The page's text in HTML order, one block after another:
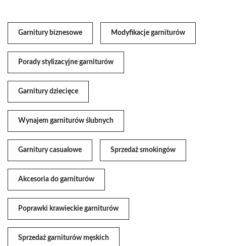
Garnitury biznesowe Modyfikacje garniturów
Porady stylizacyjne garniturów
Garnitury dziecięce
Wynajem garniturów ślubnych
Garnitury casualowe Sprzedaż smokingów
Akcesoria do garniturów
Poprawki krawieckie garniturów
Sprzedaż garniturów męskich